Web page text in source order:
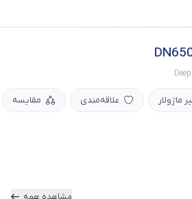
ماژولار علاقه‌مندی مقایسه